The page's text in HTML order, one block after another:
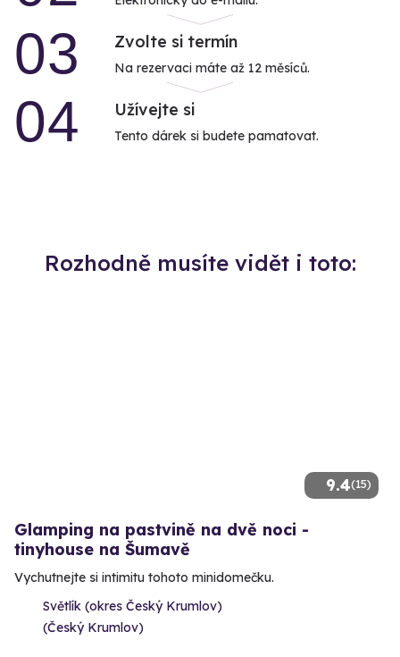
03 Zvolte si termín
Na rezervaci máte až 12 měsíců.
04 Užívejte si
Tento dárek si budete pamatovat.
Rozhodně musíte vidět i toto:
9.4(15)
Glamping na pastvině na dvě noci -
tinyhouse na Šumavě
Vychutnejte si intimitu tohoto minidomečku.
Světlík (okres Český Krumlov)
(Český Krumlov)